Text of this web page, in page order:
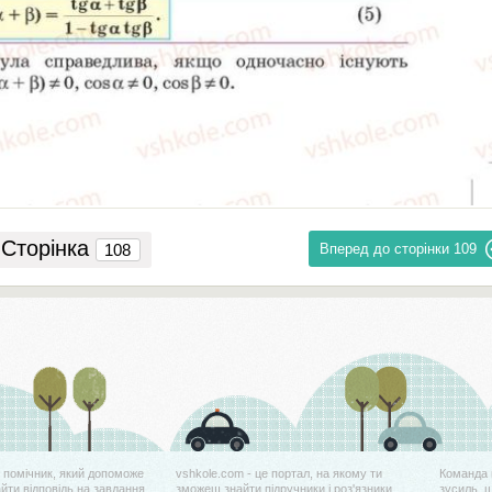
Сторінка Вперед до сторінки 109
помічник, який допоможе
відповідь на завдання
vshkole.com - це портал, на якому ти
зможеш знайти підручники і роз'язники
Команда
зусиль,